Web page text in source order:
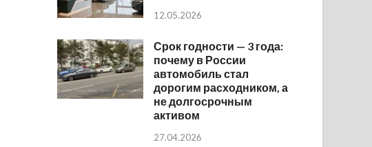
12.05.2026
Срок годности — 3 года:
почему в России
автомобиль стал
дорогим расходником, а
не долгосрочным
активом
27.04.2026